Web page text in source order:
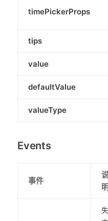
timePickerProps
tips
value
defaultValue
valueType
Events
事件
失